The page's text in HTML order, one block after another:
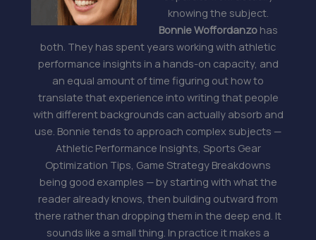
knowing the subject.
Bonnie Woffordanzo has
both. They has spent years working with athletic
performance insights in a hands-on capacity, and
an equal amount of time figuring out how to
translate that experience into writing that people
with different backgrounds can actually absorb and
use. Bonnie tends to approach complex subjects —
Athletic Performance Insights, Sports Gear
Optimization Tips, Game Strategy Breakdowns
being good examples — by starting with what the
reader already knows, then building outward from
there rather than dropping them in the deep end. It
sounds like a small thing. In practice it makes a